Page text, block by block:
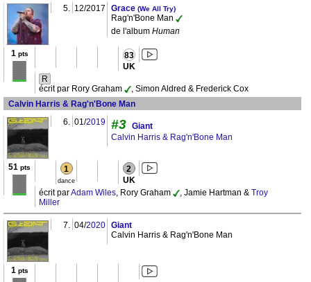
5. 12/2017 Grace (We All Try)
Rag'n'Bone Man
de l'album Human
1 pts 83
UK
R
écrit par Rory Graham
, Simon Aldred & Frederick Cox
Calvin Harris & Rag'n'Bone Man
6. 01/2019 #3 Giant
Calvin Harris & Rag'n'Bone Man
51 pts 1
dance
2
UK
écrit parAdam Wiles, Rory Graham , Jamie Hartman & Troy
Miller
7. 04/2020 Giant
Calvin Harris & Rag'n'Bone Man
1 pts